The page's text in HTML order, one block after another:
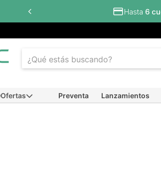
6 cuotas sin interés con todos los bancos
Ofertas Preventa Lanzamientos